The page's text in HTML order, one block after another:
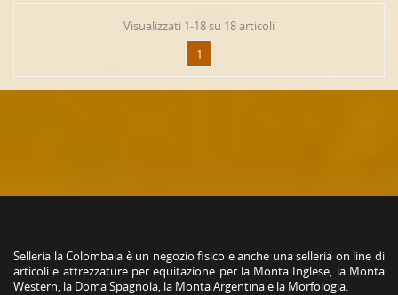
Visualizzati 1-18 su 18 articoli
1
Selleria la Colombaia è un negozio fisico e anche una selleria on line di
articoli e attrezzature per equitazione per la Monta Inglese, la Monta
Western, la Doma Spagnola, la Monta Argentina e la Morfologia.